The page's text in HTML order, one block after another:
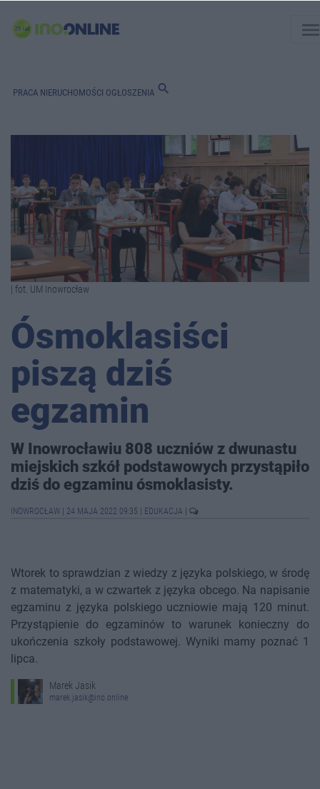
PRACA NIERUCHOMOŚCI OGŁOSZENIA search
| fot. UM Inowrocław
Ósmoklasiści
piszą dziś
egzamin
W Inowrocławiu 808 uczniów z dwunastu
miejskich szkół podstawowych przystąpiło
dziś do egzaminu ósmoklasisty.
INOWROCŁAW 24 MAJA 2022 09:35 EDUKACJA
Wtorek to sprawdzian z wiedzy z języka polskiego, w środę
z matematyki, a w czwartek z języka obcego. Na napisanie
egzaminu z języka polskiego uczniowie mają 120 minut.
Przystąpienie do egzaminów to warunek konieczny do
ukończenia szkoły podstawowej. Wyniki mamy poznać 1
lipca.
Marek Jasik
marek.jasik@ino.online